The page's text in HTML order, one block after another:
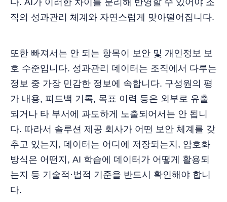
다. AI가 이러한 차이를 분리해 반영할 수 있어야 조
직의 성과관리 체계와 자연스럽게 맞아떨어집니다.
또한 빠져서는 안 되는 항목이 보안 및 개인정보 보
호 수준입니다. 성과관리 데이터는 조직에서 다루는
정보 중 가장 민감한 정보에 속합니다. 구성원의 평
가 내용, 피드백 기록, 목표 이력 등은 외부로 유출
되거나 타 부서에 과도하게 노출되어서는 안 됩니
다. 따라서 솔루션 제공 회사가 어떤 보안 체계를 갖
추고 있는지, 데이터는 어디에 저장되는지, 암호화
방식은 어떤지, AI 학습에 데이터가 어떻게 활용되
는지 등 기술적·법적 기준을 반드시 확인해야 합니
다.